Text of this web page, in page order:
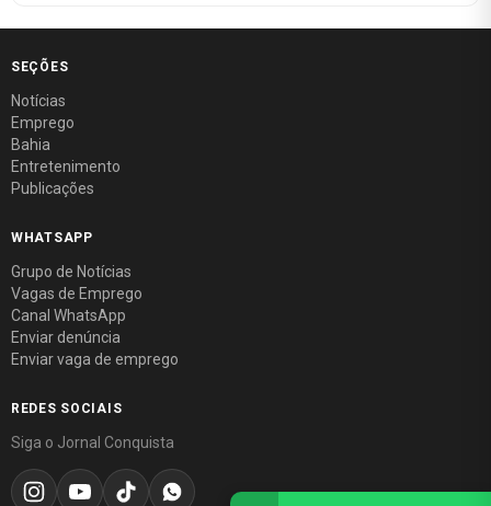
SEÇÕES
Notícias
Emprego
Bahia
Entretenimento
Publicações
WHATSAPP
Grupo de Notícias
Vagas de Emprego
Canal WhatsApp
Enviar denúncia
Enviar vaga de emprego
REDES SOCIAIS
Siga o Jornal Conquista